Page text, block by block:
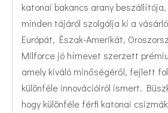
katonai bakancs arany
minden tájáról szolgálja ki a
Európát, Észak-Amerikát,
Milforce jó hírnevet szerzett
amely kiváló minőségéről, fejlett
különféle innovációiról ismert.
hogy különféle férfi katonai